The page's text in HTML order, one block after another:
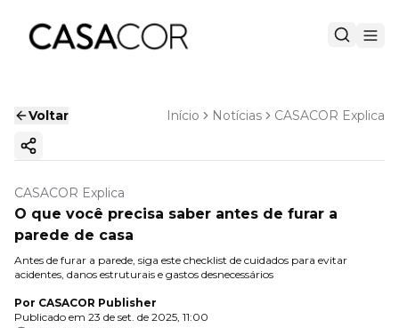
Voltar Início Notícias CASACOR Explica
Copiar link
CASACOR Explica
O que você precisa saber antes de furar a
parede de casa
Antes de furar a parede, siga este checklist de cuidados para evitar
acidentes, danos estruturais e gastos desnecessários
Por CASACOR Publisher
Publicado em 23 de set. de 2025, 11:00